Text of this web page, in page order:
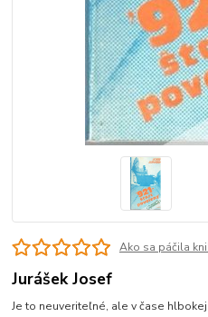
Ako sa páčila
Jurášek Josef
Je to neuveriteľné, ale v čase